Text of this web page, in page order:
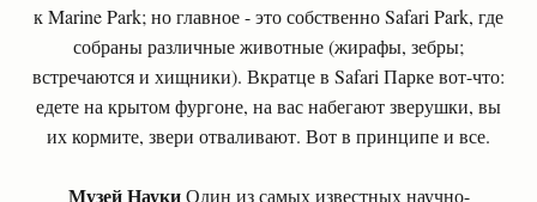
к Marine Park; но главное - это собственно Safari Park, где
собраны различные животные (жирафы, зебры;
встречаются и хищники). Вкратце в Safari Парке вот-что:
едете на крытом фургоне, на вас набегают зверушки, вы
их кормите, звери отваливают. Вот в принципе и все.
Музей НаукиОдин из самых известных научно-